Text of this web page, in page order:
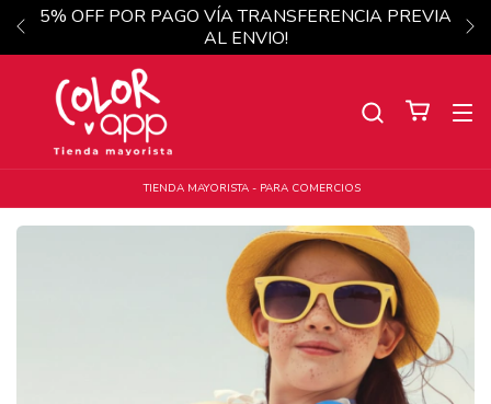
5% OFF POR PAGO VÍA TRANSFERENCIA PREVIA
AL ENVIO!
TIENDA MAYORISTA - PARA COMERCIOS